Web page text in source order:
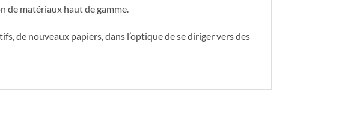
de matériaux haut de gamme.
de nouveaux papiers, dans l’optique de se diriger vers des